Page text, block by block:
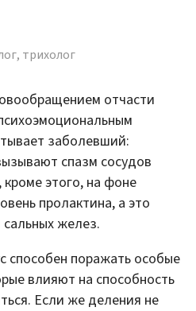
трихолог
отчасти
заболевший:
спазм сосудов
этого, на фоне
пролактина, а это
желез.
способен поражать особые
влияют на способность
Если же деления не